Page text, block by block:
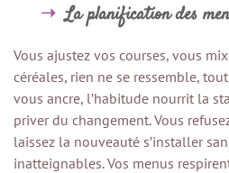
La planification des
Vous ajustez vos courses, vous
céréales, rien ne se ressemble,
vous ancre, l’habitude nourrit la
priver du changement. Vous
laissez la nouveauté s’installer
inatteignables. Vos menus